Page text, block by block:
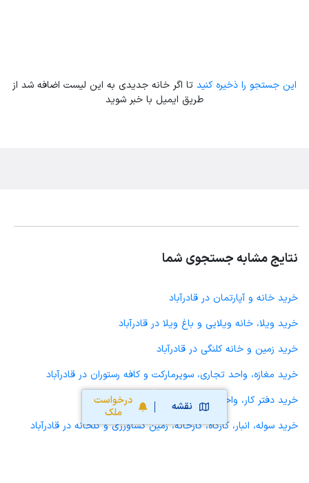
نقشه
درخواست
ملک
این جستجو را ذخیره کنید تا اگر خانه جدیدی به این لیست اضافه شد از
طریق ایمیل با خبر شوید
نتایج مشابه جستجوی شما
خرید خانه و آپارتمان در قادرآباد
خرید ویلا، خانه ویلایی و باغ ویلا در قادرآباد
خرید زمین و خانه کلنگی در قادرآباد
خرید مغازه، واحد تجاری، سوپرمارکت و کافه رستوران در قادرآباد
خرید دفتر کار، واحد اداری و مطب پزشکی در قادرآباد
خرید سوله، انبار، کارگاه، کارخانه، زمین کشاورزی و گلخانه در قادرآباد